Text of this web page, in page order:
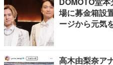
場に募金箱設
ージから元気
高木由梨奈ア